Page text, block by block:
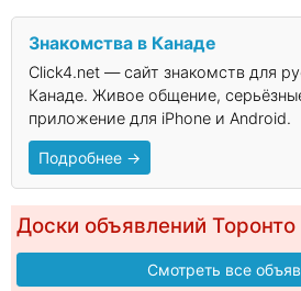
Знакомства в Канаде
Click4.net — сайт знакомств для
Канаде. Живое общение,
приложение для iPhone и Android.
Подробнее →
Доски объявлений Торонто
Смотреть все